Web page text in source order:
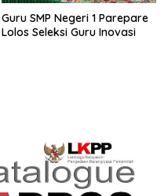
Guru SMP Negeri 1 Parepare
Lolos Seleksi Guru Inovasi